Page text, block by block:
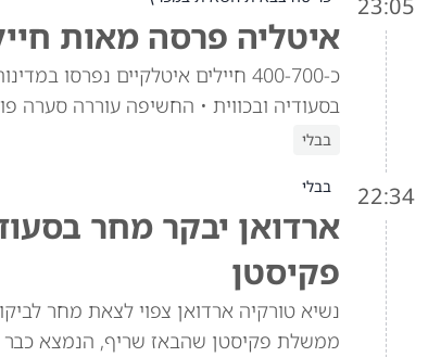
23:05
איטליה פרסה מאות
כ-400-700 חיילים איטלקיים
בסעודיה ובכווית • החשיפה עוררה סערה
בבלי
22:34 בבלי
ארדואן יבקר מחר
פקיסטן
נשיא טורקיה ארדואן צפוי לצאת מחר
ממשלת פקיסטן שהבאז שריף, הנמצא כבר